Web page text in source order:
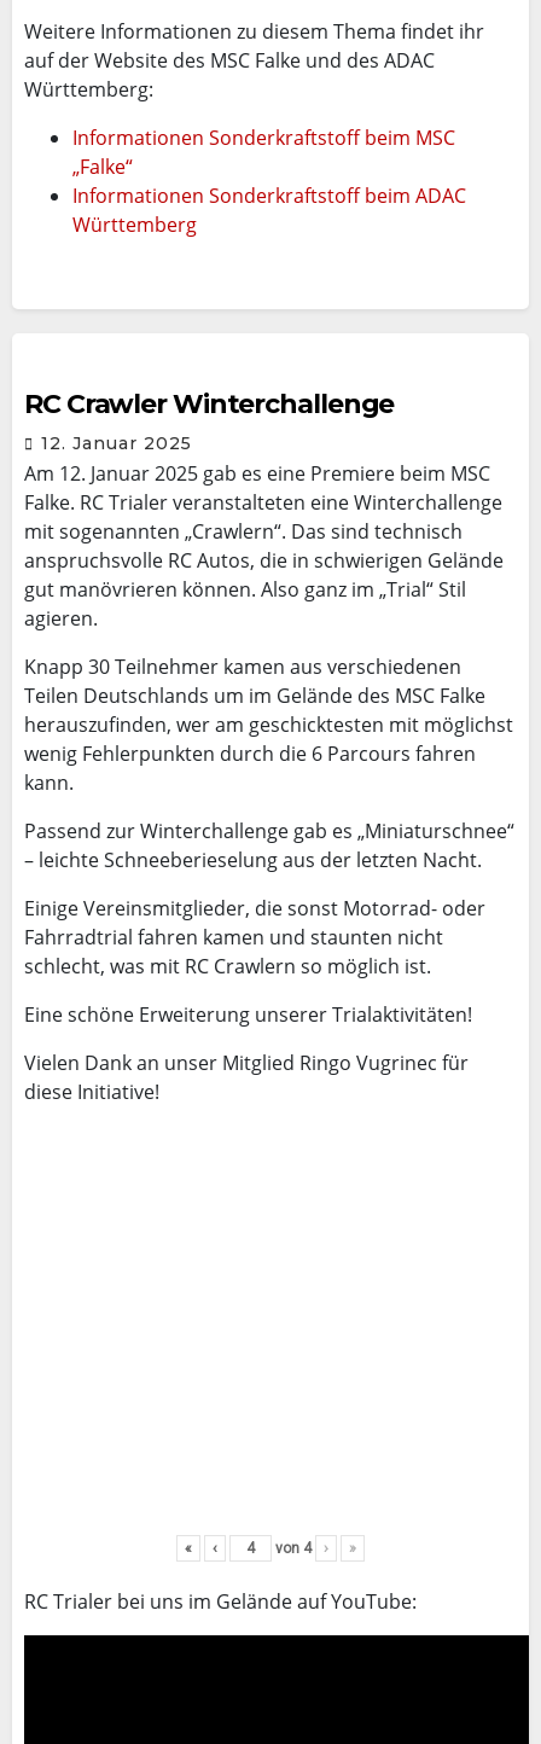
Weitere Informationen zu diesem Thema findet ihr
auf der Website des MSC Falke und des ADAC
Württemberg:
Informationen Sonderkraftstoff beim MSC
„Falke“
Informationen Sonderkraftstoff beim ADAC
Württemberg
RC Crawler Winterchallenge
12. Januar 2025
Am 12. Januar 2025 gab es eine Premiere beim MSC
Falke. RC Trialer veranstalteten eine Winterchallenge
mit sogenannten „Crawlern“. Das sind technisch
anspruchsvolle RC Autos, die in schwierigen Gelände
gut manövrieren können. Also ganz im „Trial“ Stil
agieren.
Knapp 30 Teilnehmer kamen aus verschiedenen
Teilen Deutschlands um im Gelände des MSC Falke
herauszufinden, wer am geschicktesten mit möglichst
wenig Fehlerpunkten durch die 6 Parcours fahren
kann.
Passend zur Winterchallenge gab es „Miniaturschnee“
– leichte Schneeberieselung aus der letzten Nacht.
Einige Vereinsmitglieder, die sonst Motorrad- oder
Fahrradtrial fahren kamen und staunten nicht
schlecht, was mit RC Crawlern so möglich ist.
Eine schöne Erweiterung unserer Trialaktivitäten!
Vielen Dank an unser Mitglied Ringo Vugrinec für
diese Initiative!
« ‹ von 4 › »
RC Trialer bei uns im Gelände auf YouTube: